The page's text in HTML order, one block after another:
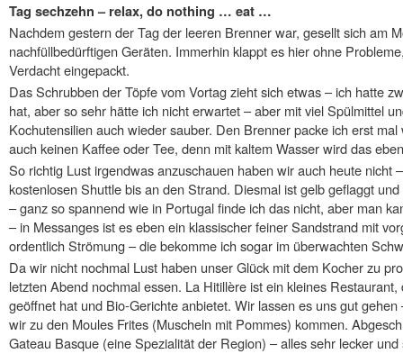
Tag sechzehn – relax, do nothing … eat …
Nachdem gestern der Tag der leeren Brenner war, gesellt sich am
nachfüllbedürftigen Geräten. Immerhin klappt es hier ohne
Verdacht eingepackt.
Das Schrubben der Töpfe vom Vortag zieht sich etwas – ich hatte
hat, aber so sehr hätte ich nicht erwartet – aber mit viel Spülmittel
Kochutensilien auch wieder sauber. Den Brenner packe ich erst
auch keinen Kaffee oder Tee, denn mit kaltem Wasser wird das
So richtig Lust irgendwas anzuschauen haben wir auch heute nicht
kostenlosen Shuttle bis an den Strand. Diesmal ist gelb geflaggt
– ganz so spannend wie in Portugal finde ich das nicht, aber man
– in Messanges ist es eben ein klassischer feiner Sandstrand mit
ordentlich Strömung – die bekomme ich sogar im überwachten
Da wir nicht nochmal Lust haben unser Glück mit dem Kocher zu
letzten Abend nochmal essen. La Hitillère ist ein kleines
geöffnet hat und Bio-Gerichte anbietet. Wir lassen es uns gut
wir zu den Moules Frites (Muscheln mit Pommes) kommen.
Gateau Basque (eine Spezialität der Region) – alles sehr lecker und